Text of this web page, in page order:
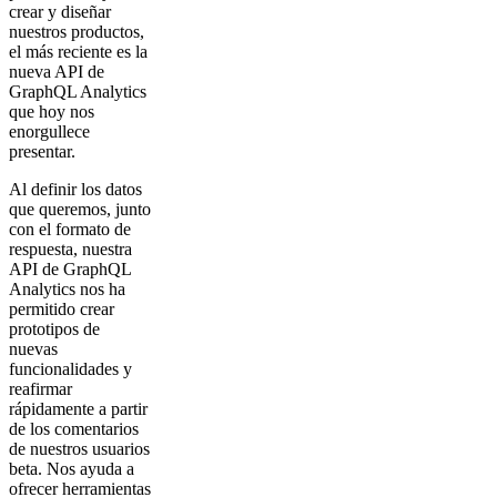
crear y diseñar
nuestros productos,
el más reciente es la
nueva API de
GraphQL Analytics
que hoy nos
enorgullece
presentar.
Al definir los datos
que queremos, junto
con el formato de
respuesta, nuestra
API de GraphQL
Analytics nos ha
permitido crear
prototipos de
nuevas
funcionalidades y
reafirmar
rápidamente a partir
de los comentarios
de nuestros usuarios
beta. Nos ayuda a
ofrecer herramientas